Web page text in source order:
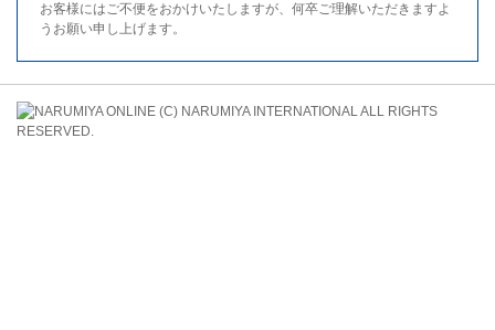
お客様にはご不便をおかけいたしますが、何卒ご理解いただきますよ
うお願い申し上げます。